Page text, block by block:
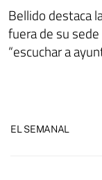
Bellido destaca
fuera de su
“escuchar a
EL SEMANAL